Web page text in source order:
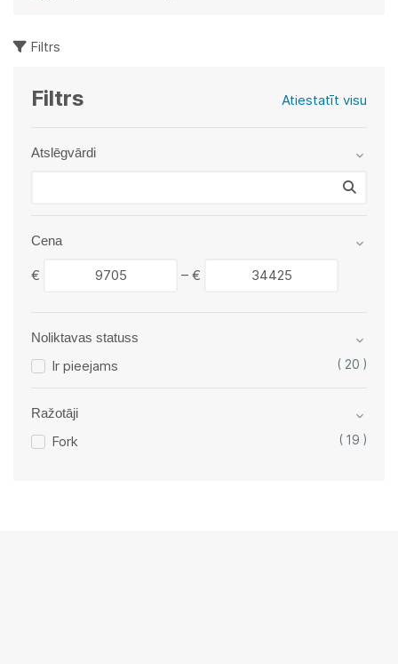
Filtrs
Filtrs Atiestatīt visu
Atslēgvārdi
Cena
€ – €
Noliktavas statuss
Ir pieejams ( 20 )
Ražotāji
Fork ( 19 )